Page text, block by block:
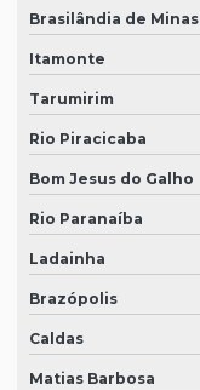
Brasilândia de Minas
Itamonte
Tarumirim
Rio Piracicaba
Bom Jesus do Galho
Rio Paranaíba
Ladainha
Brazópolis
Caldas
Matias Barbosa